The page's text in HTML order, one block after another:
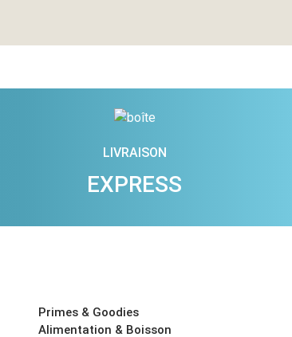
LIVRAISON
EXPRESS
Primes & Goodies
Alimentation & Boisson